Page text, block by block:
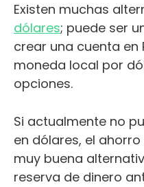
Existen muchas
dólares; puede ser
crear una cuenta en
moneda local por
opciones.
Si actualmente no
en dólares, el
muy buena
reserva de dinero